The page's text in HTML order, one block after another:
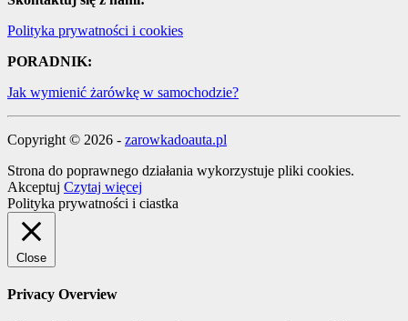
Polityka prywatności i cookies
PORADNIK:
Jak wymienić żarówkę w samochodzie?
Copyright © 2026 - zarowkadoauta.pl
Strona do poprawnego działania wykorzystuje pliki cookies.
Akceptuj Czytaj więcej
Polityka prywatności i ciastka
Close
Privacy Overview